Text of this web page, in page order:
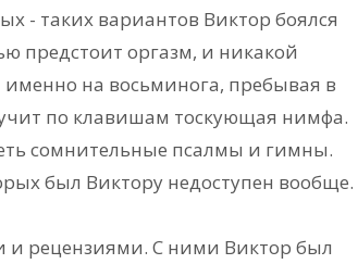
- таких вариантов Виктор боялся
предстоит оргазм, и никакой
на восьминога, пребывая в
по клавишам тоскующая нимфа.
сомнительные псалмы и гимны.
был Виктору недоступен вообще.
и рецензиями. С ними Виктор был